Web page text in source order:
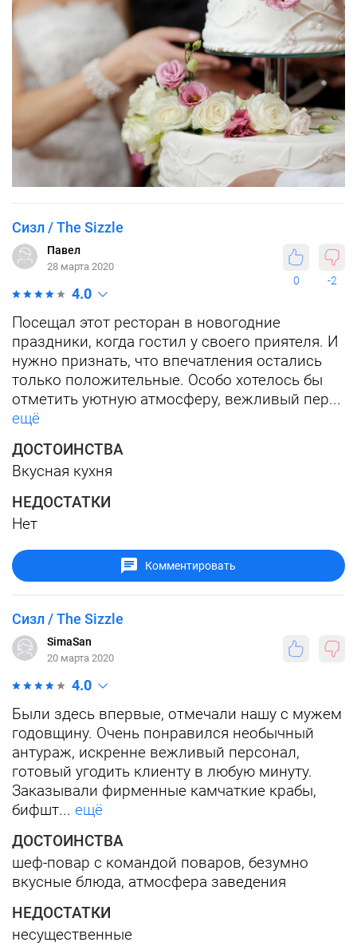
Сизл / The Sizzle
0 -2
Павел
28 марта 2020
4.0
Посещал этот ресторан в новогодние
праздники, когда гостил у своего приятеля. И
нужно признать, что впечатления остались
только положительные. Особо хотелось бы
отметить уютную атмосферу, вежливый пер...
ещё
ДОСТОИНСТВА
Вкусная кухня
НЕДОСТАТКИ
Нет
Комментировать
Сизл / The Sizzle
SimaSan
20 марта 2020
4.0
Были здесь впервые, отмечали нашу с мужем
годовщину. Очень понравился необычный
антураж, искренне вежливый персонал,
готовый угодить клиенту в любую минуту.
Заказывали фирменные камчаткие крабы,
бифшт... ещё
ДОСТОИНСТВА
шеф-повар с командой поваров, безумно
вкусные блюда, атмосфера заведения
НЕДОСТАТКИ
несущественные